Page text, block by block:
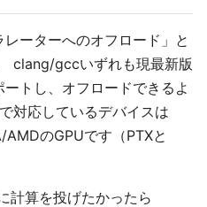
ーターへのオフロード」と
clang/gccいずれも現最新版
トし、オフロードできるよ
対応しているデバイスは
のGPUです（PTXと
計算を投げたかったら